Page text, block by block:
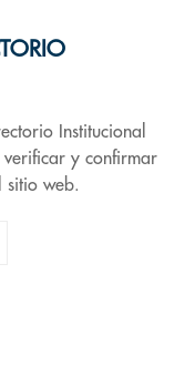
Institucional
y confirmar
sitio web.